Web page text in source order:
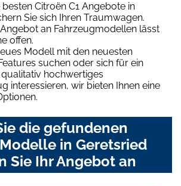
Citroën C1 Angebote in
Sie sich Ihren Traumwagen.
an Fahrzeugmodellen lässt
offen.
Modell mit den neuesten
suchen oder sich für ein
hochwertiges
interessieren, wir bieten Ihnen eine
die gefundenen
in Geretsried
Sie Ihr Angebot an